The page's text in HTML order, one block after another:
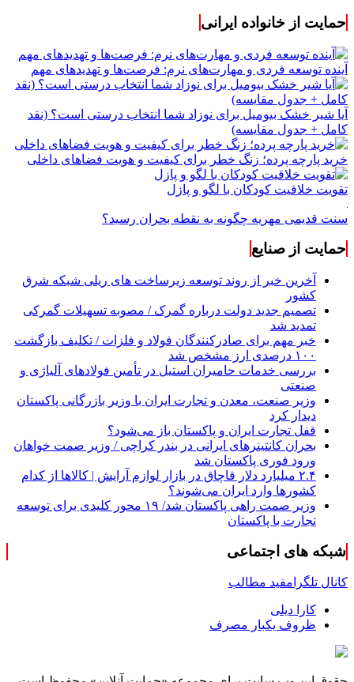
حمایت از خانواده ایرانی
آینده توسعه فردی و مهارت‌های نرم: فرصت‌ها و تهدیدهای مهم
آیا شیر خشک بیومیل برای نوزاد شما انتخاب درستی است؟ (نقد
کامل + جدول مقایسه)
خرید پارچه پرده؛ زنگ خطر برای کیفیت و هویت فضاهای داخلی
تقویت خلاقیت کودکان با لگو و پازل
سنت قدیمی مهریه چگونه به نقطه بحران رسید؟
حمایت از صنایع
آخرین خبر از روند توسعه زیرساخت های ریلی شبکه شرق
کشور
تصمیم جدید دولت درباره گمرک / مصوبه تسهیلات گمرکی
تمدید شد
خبر مهم برای صادرکنندگان فولاد و فلزات / تکلیف بازگشت
۱۰۰ درصدی ارز مشخص شد
بررسی خدمات حامیران استیل در تأمین فولادهای آلیاژی و
صنعتی
وزیر صنعت، معدن و تجارت ایران با وزیر بازرگانی پاکستان
دیدار کرد
قفل تجارت ایران و پاکستان باز می‌شود؟
بحران کانتینر‌های ایرانی در بندر کراچی / وزیر صمت خواهان
ورود فوری پاکستان شد
۲.۴ میلیارد دلار قاچاق در بازار لوازم آرایش | کالاها از کدام
کشورها وارد ایران می‌شوند؟
وزیر صمت راهی پاکستان شد/ ۱۹ محور کلیدی برای توسعه
تجارت با پاکستان
شبکه های اجتماعی
کانال تلگرامفید مطالب
کارا دیلی
ظروف یکبار مصرف